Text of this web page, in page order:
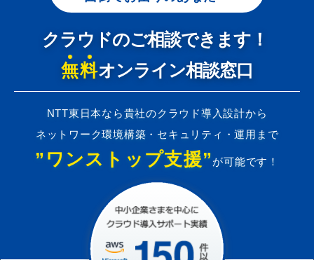
クラウドのご相談できます！
無料オンライン相談窓口
NTT東日本なら貴社のクラウド導入設計から
ネットワーク環境構築・セキュリティ・運用まで
”ワンストップ支援” が可能です！